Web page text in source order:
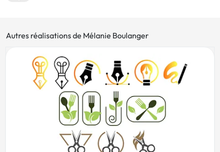
Autres réalisations de Mélanie Boulanger